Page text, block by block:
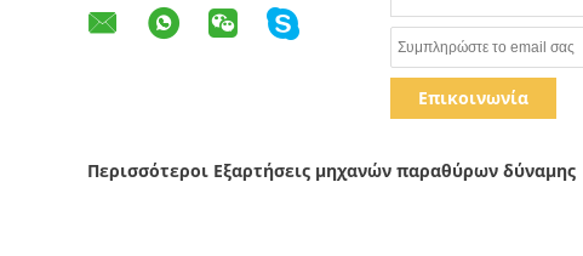
Επικοινωνία
Περισσότεροι Εξαρτήσεις μηχανών παραθύρων δύναμης